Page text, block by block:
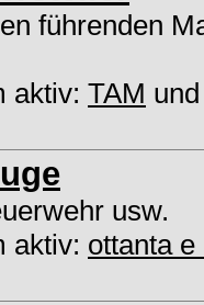
führenden
aktiv: TAM
usw.
aktiv: ottanta